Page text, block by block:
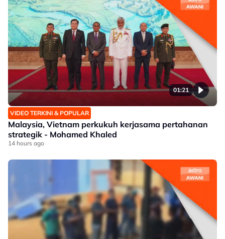
01:21
VIDEO TERKINI & POPULAR
Malaysia, Vietnam perkukuh kerjasama pertahanan
strategik - Mohamed Khaled
14 hours ago